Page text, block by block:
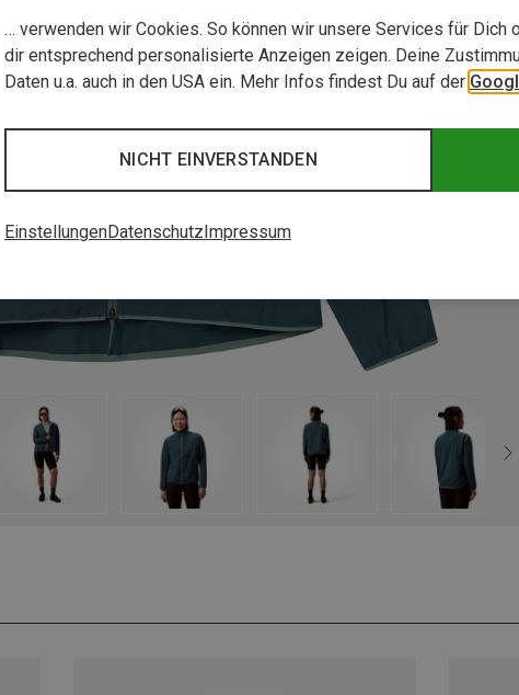
… verwenden wir Cookies. So können wir unsere Services für Dich
dir entsprechend personalisierte Anzeigen zeigen. Deine
Daten u.a. auch in den USA ein. Mehr Infos findest Du auf der
NICHT EINVERSTANDEN
EinstellungenDatenschutzImpressum